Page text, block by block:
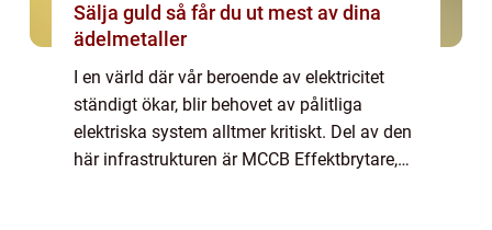
Sälja guld så får du ut mest av dina
ädelmetaller
I en värld där vår beroende av elektricitet
ständigt ökar, blir behovet av pålitliga
elektriska system alltmer kritiskt. Del av den
här infrastrukturen är MCCB Effektbrytare,